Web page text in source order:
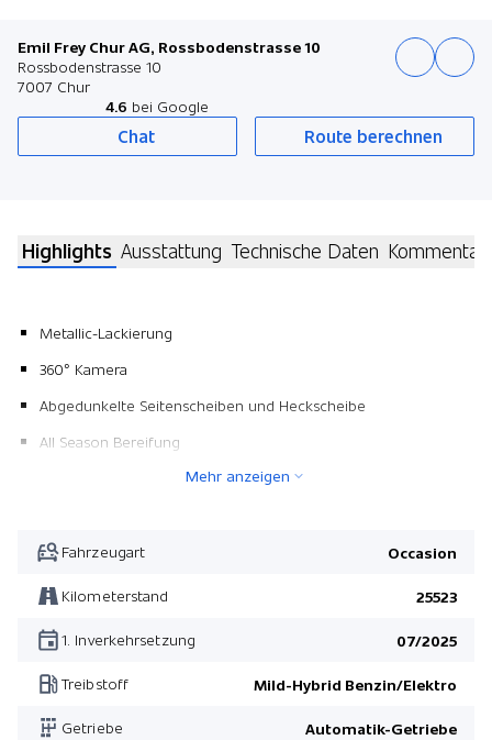
Emil Frey Chur AG, Rossbodenstrasse 10
Rossbodenstrasse 10
7007 Chur
4.6 bei Google
Chat Route berechnen
Highlights Ausstattung Technische Daten Kommentar
Metallic-Lackierung
360° Kamera
Abgedunkelte Seitenscheiben und Heckscheibe
All Season Bereifung
Mehr anzeigen
Fahrzeugart Occasion
Kilometerstand 25523
1. Inverkehrsetzung 07/2025
Treibstoff Mild-Hybrid Benzin/Elektro
Getriebe Automatik-Getriebe